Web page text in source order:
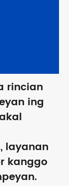
rincian
ing
layanan
kanggo